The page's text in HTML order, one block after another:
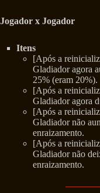
Jogador x Jogador
Itens
[Após a
Gladiador agora
25% (eram 20%).
[Após a
Gladiador agora
[Após a
Gladiador não
enraizamento.
[Após a
Gladiador não
enraizamento.